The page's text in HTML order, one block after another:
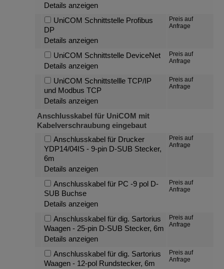
Details anzeigen
UniCOM Schnittstelle Profibus
DP
Details anzeigen
Preis auf
Anfrage
UniCOM Schnittstelle DeviceNet
Details anzeigen
Preis auf
Anfrage
UniCOM Schnittstellle TCP/IP
und Modbus TCP
Details anzeigen
Preis auf
Anfrage
Anschlusskabel für UniCOM mit
Kabelverschraubung eingebaut
Anschlusskabel für Drucker
YDP14/04IS - 9-pin D-SUB Stecker,
6m
Details anzeigen
Preis auf
Anfrage
Anschlusskabel für PC -9 pol D-
SUB Buchse
Details anzeigen
Preis auf
Anfrage
Anschlusskabel für dig. Sartorius
Waagen - 25-pin D-SUB Stecker, 6m
Details anzeigen
Preis auf
Anfrage
Anschlusskabel für dig. Sartorius
Waagen - 12-pol Rundstecker, 6m
Preis auf
Anfrage